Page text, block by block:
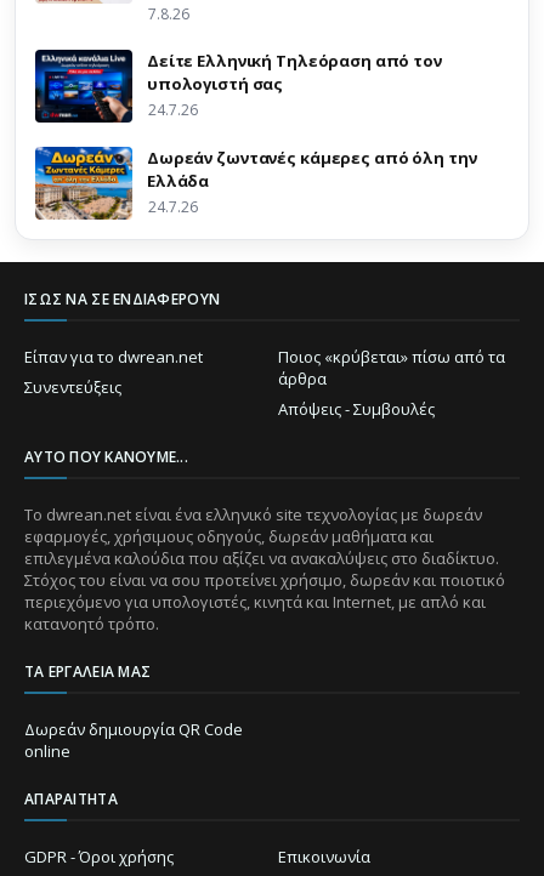
7.8.26
Δείτε Ελληνική Τηλεόραση από τον
υπολογιστή σας
24.7.26
Δωρεάν ζωντανές κάμερες από όλη την
Ελλάδα
24.7.26
ΊΣΩΣ ΝΑ ΣΕ ΕΝΔΙΑΦΈΡΟΥΝ
Είπαν για το dwrean.net
Ποιος «κρύβεται» πίσω από τα
άρθρα
Συνεντεύξεις
Απόψεις - Συμβουλές
ΑΥΤΌ ΠΟΥ ΚΆΝΟΥΜΕ...
Το dwrean.net είναι ένα ελληνικό site τεχνολογίας με δωρεάν
εφαρμογές, χρήσιμους οδηγούς, δωρεάν μαθήματα και
επιλεγμένα καλούδια που αξίζει να ανακαλύψεις στο διαδίκτυο.
Στόχος του είναι να σου προτείνει χρήσιμο, δωρεάν και ποιοτικό
περιεχόμενο για υπολογιστές, κινητά και Internet, με απλό και
κατανοητό τρόπο.
ΤΑ ΕΡΓΑΛΕΊΑ ΜΑΣ
Δωρεάν δημιουργία QR Code
online
ΑΠΑΡΑΊΤΗΤΑ
GDPR - Όροι χρήσης Επικοινωνία